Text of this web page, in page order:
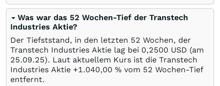
Was war das 52 Wochen-Tief der Transtech
Industries Aktie?
Der Tiefststand, in den letzten 52 Wochen, der
Transtech Industries Aktie lag bei 0,2500 USD (am
25.09.25). Laut aktuellem Kurs ist die Transtech
Industries Aktie +1.040,00 % vom 52 Wochen-Tief
entfernt.